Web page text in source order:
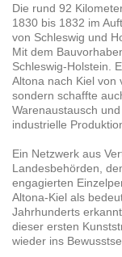
Die rund 92
1830 bis 1832 im
von Schleswig und
Mit dem
Schleswig-Holstein.
Altona nach Kiel von
sondern schaffte
Warenaustausch
industrielle
Ein Netzwerk aus
Landesbehörden,
engagierten
Altona-Kiel als
Jahrhunderts
dieser ersten
wieder ins